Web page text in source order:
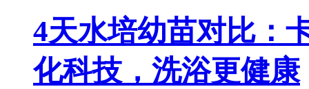
4天水培幼苗对比：
化科技，洗浴更健康